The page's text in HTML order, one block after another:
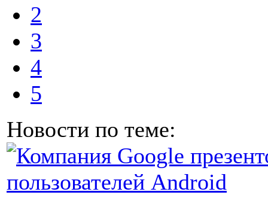
2
3
4
5
Новости по теме: